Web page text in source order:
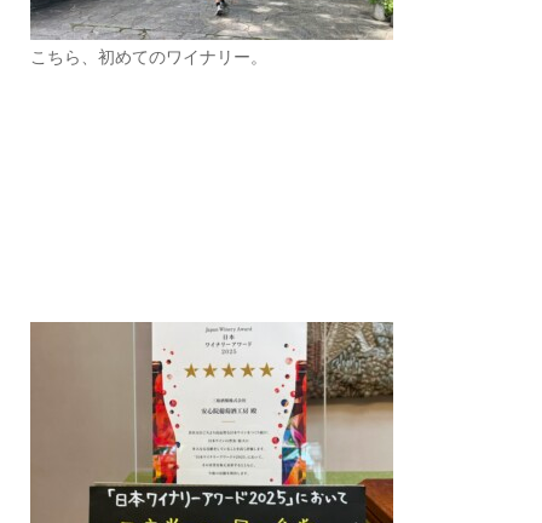
こちら、初めてのワイナリー。